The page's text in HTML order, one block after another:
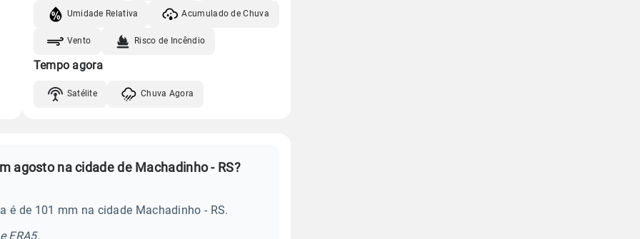
Umidade Relativa Acumulado de Chuva
Vento Risco de Incêndio
Tempo agora
Satélite Chuva Agora
agosto na cidade de Machadinho - RS?
é de 101 mm na cidade Machadinho - RS.
ERA5.